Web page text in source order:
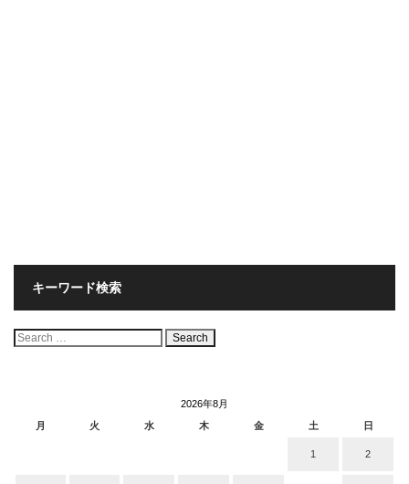
キーワード検索
検
索:
2026年8月
月
火 水 木 金 土 日
1 2